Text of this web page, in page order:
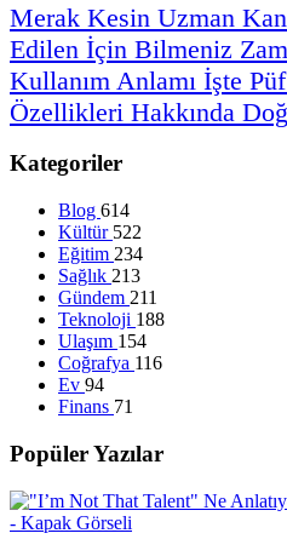
Merak Kesin Uzman
Edilen İçin Bilmeniz
Kullanım Anlamı İşte Püf
Özellikleri Hakkında
Kategoriler
Blog 614
Kültür 522
Eğitim 234
Sağlık 213
Gündem 211
Teknoloji 188
Ulaşım 154
Coğrafya 116
Ev 94
Finans 71
Popüler Yazılar